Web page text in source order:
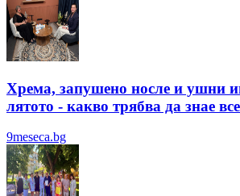
Хрема, запушено носле и ушни
лятотo - какво трябва да знае
9meseca.bg